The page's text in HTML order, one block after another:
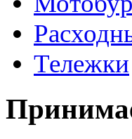
Тележки